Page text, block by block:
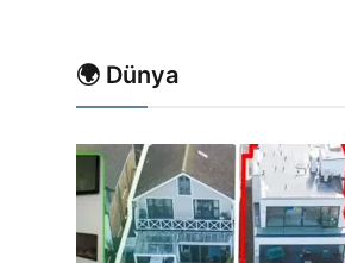
🌍 Dünya